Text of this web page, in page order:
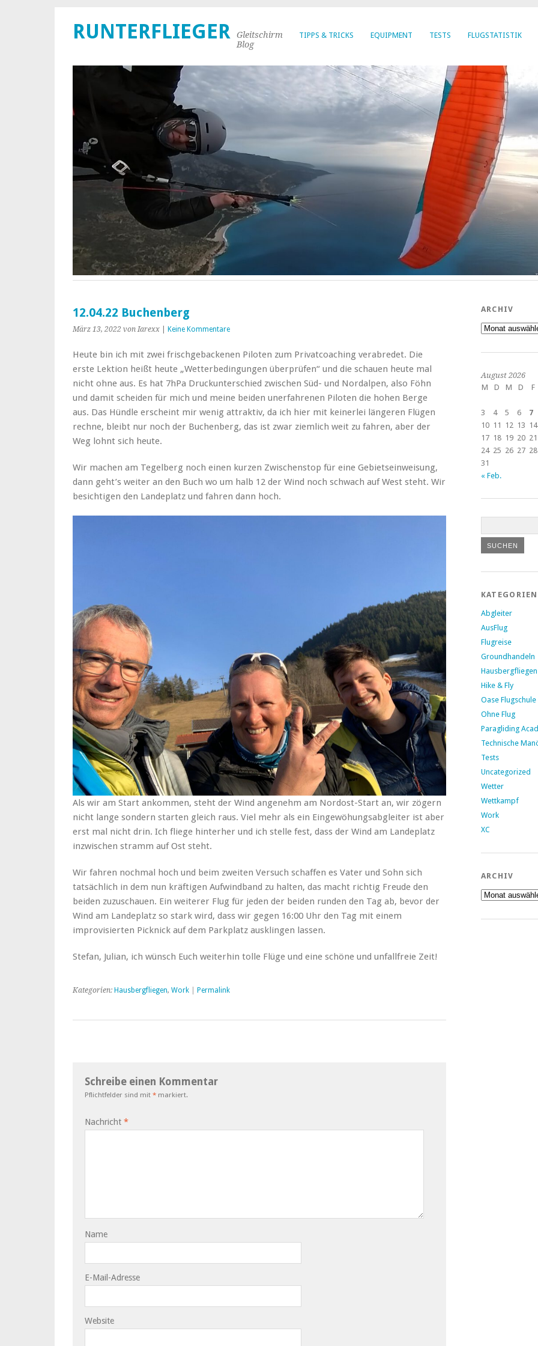
TIPPS & TRICKS EQUIPMENT TESTS FLUGSTATISTIK
RUNTERFLIEGER
Gleitschirm
Blog
12.04.22 Buchenberg
März 13, 2022 von Iarexx Keine Kommentare
Heute bin ich mit zwei frischgebackenen Piloten zum Privatcoaching verabredet. Die
erste Lektion heißt heute „Wetterbedingungen überprüfen“ und die schauen heute mal
nicht ohne aus. Es hat 7hPa Druckunterschied zwischen Süd- und Nordalpen, also Föhn
und damit scheiden für mich und meine beiden unerfahrenen Piloten die hohen Berge
aus. Das Hündle erscheint mir wenig attraktiv, da ich hier mit keinerlei längeren Flügen
rechne, bleibt nur noch der Buchenberg, das ist zwar ziemlich weit zu fahren, aber der
Weg lohnt sich heute.
Wir machen am Tegelberg noch einen kurzen Zwischenstop für eine Gebietseinweisung,
dann geht’s weiter an den Buch wo um halb 12 der Wind noch schwach auf West steht. Wir
besichtigen den Landeplatz und fahren dann hoch.
Als wir am Start ankommen, steht der Wind angenehm am Nordost-Start an, wir zögern
nicht lange sondern starten gleich raus. Viel mehr als ein Eingewöhungsabgleiter ist aber
erst mal nicht drin. Ich fliege hinterher und ich stelle fest, dass der Wind am Landeplatz
inzwischen stramm auf Ost steht.
Wir fahren nochmal hoch und beim zweiten Versuch schaffen es Vater und Sohn sich
tatsächlich in dem nun kräftigen Aufwindband zu halten, das macht richtig Freude den
beiden zuzuschauen. Ein weiterer Flug für jeden der beiden runden den Tag ab, bevor der
Wind am Landeplatz so stark wird, dass wir gegen 16:00 Uhr den Tag mit einem
improvisierten Picknick auf dem Parkplatz ausklingen lassen.
Stefan, Julian, ich wünsch Euch weiterhin tolle Flüge und eine schöne und unfallfreie Zeit!
Kategorien: Hausbergfliegen, Work Permalink
Schreibe einen Kommentar
Pflichtfelder sind mit * markiert.
Nachricht *
Name
E-Mail-Adresse
Website
ARCHIV
Archiv
August 2026
M
D M D F
3
4 5 6 7
10 11 12 13 14
17 18 19 20 21
24 25 26 27 28
31
« Feb.
KATEGORIEN
Abgleiter
AusFlug
Flugreise
Groundhandeln
Hausbergfliegen
Hike & Fly
Oase Flugschule
Ohne Flug
Paragliding
Technische
Tests
Uncategorized
Wetter
Wettkampf
Work
XC
ARCHIV
Archiv